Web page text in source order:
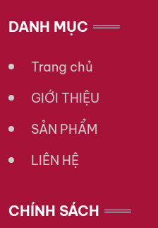
DANH MỤC
Trang chủ
GIỚI THIỆU
SẢN PHẨM
LIÊN HỆ
CHÍNH SÁCH